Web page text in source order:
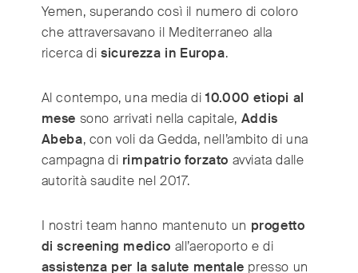
Yemen, superando così il numero di coloro
che attraversavano il Mediterraneo alla
ricerca disicurezza in Europa.
Al contempo, una media di10.000 etiopi al
mese sono arrivati nella capitale, Addis
Abeba, con voli da Gedda, nell’ambito di una
campagna di rimpatrio forzato avviata dalle
autorità saudite nel 2017.
I nostri team hanno mantenuto un progetto
di screening medico all’aeroporto e di
assistenza per la salute mentale presso un